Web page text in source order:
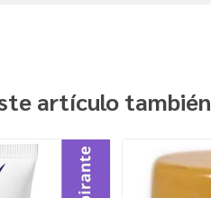
artículo